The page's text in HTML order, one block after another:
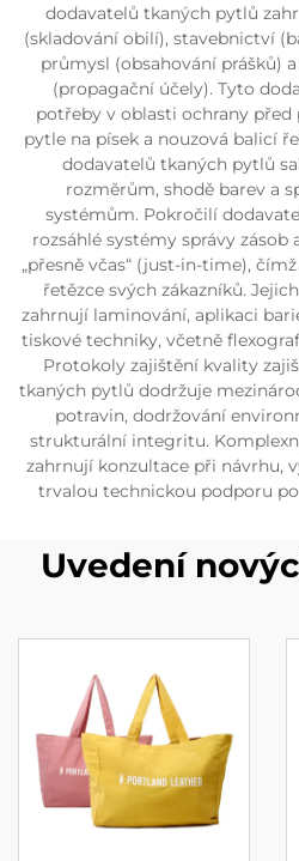
dodavatelů tkaných pytlů
(skladování obilí), stavebnictví
průmysl (obsahování prášků)
(propagační účely). Tyto
potřeby v oblasti ochrany před
pytle na písek a nouzová balicí
dodavatelů tkaných pytlů
rozměrům, shodě barev a
systémům. Pokročilí
rozsáhlé systémy správy zásob
„přesně včas“ (just-in-time),
řetězce svých zákazníků.
zahrnují laminování, aplikaci
tiskové techniky, včetně
Protokoly zajištění kvality
tkaných pytlů dodržuje
potravin, dodržování
strukturální integritu.
zahrnují konzultace při návrhu,
trvalou technickou podporu
Uvedení